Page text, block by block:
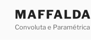
content
MAFFALDA
Convoluta e Paramétrica